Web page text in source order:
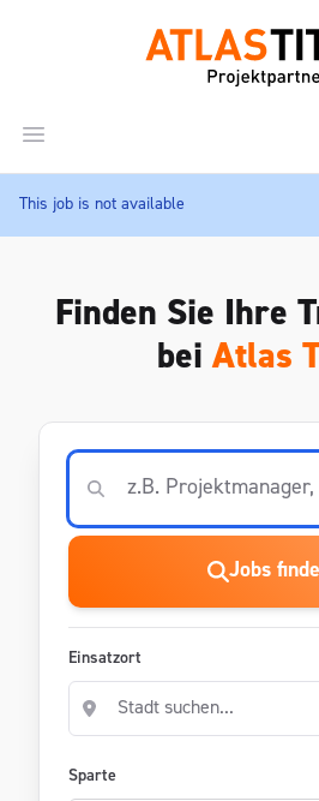
Open main menu
This job is not available
Finden Sie Ihre
beiAtlas
Stellenangebote suchen
Jobs
Einsatzort
Sparte